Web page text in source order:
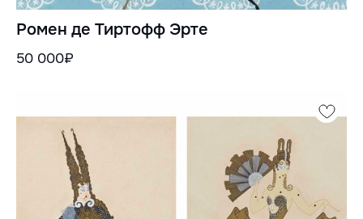
Ромен де Тиртофф Эрте
50 000₽